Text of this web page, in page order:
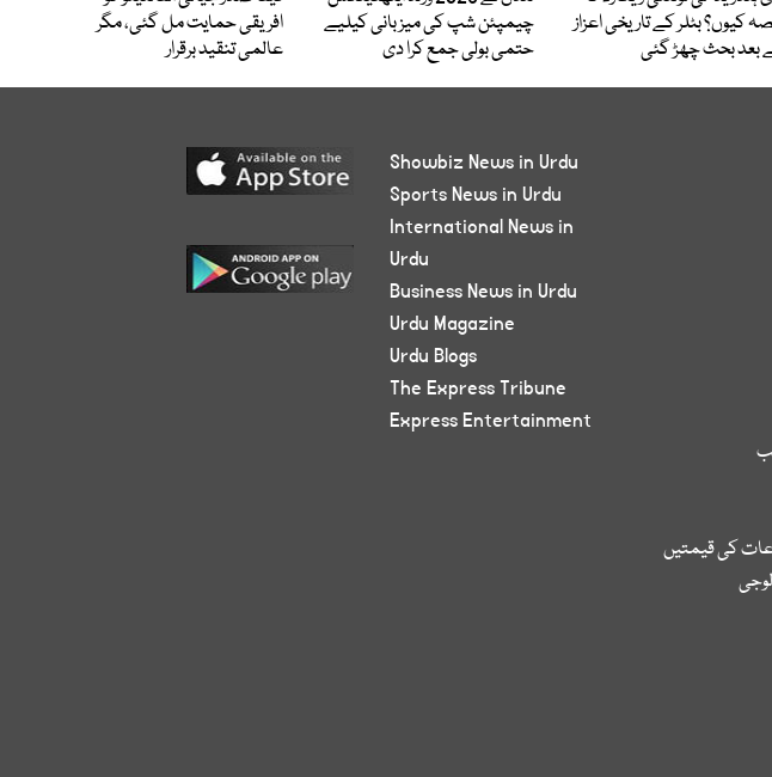
کیوں؟ بٹلر کے تاریخی اعزاز
بعد بحث چھڑ گئی
چیمپئن شپ کی میزبانی کیلیے
حتمی بولی جمع کرا دی
افریقی حمایت مل گئی، مگر
عالمی تنقید برقرار
کی قیمتیں
Showbiz News in Urdu
Sports News in Urdu
International News in
Urdu
Business News in Urdu
Urdu Magazine
Urdu Blogs
The Express Tribune
Express Entertainment